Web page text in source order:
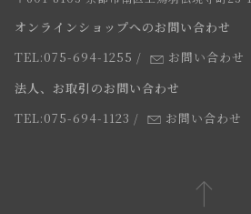
よくあるご質問
法人のお客様
スタッフ
オンラインショップへのお問い合わせ
TEL:075-694-1255 /
お問い合わせ
法人、お取引のお問い合わせ
TEL:075-694-1123 / お問い合わせ